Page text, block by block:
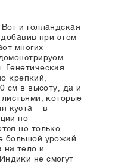
и голландская
при этом
многих
Генетическая
крепкий,
см в высоту, да и
которые
куста – в
по
не только
большой урожай
на тело и
не смогут